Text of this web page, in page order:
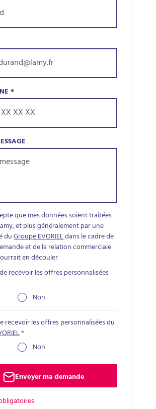
*
que mes données soient traitées
et plus généralement par une
duGroupe EVORIELdans le cadre de
et de la relation commerciale
en découler
recevoir les offres personnalisées
Non
recevoir les offres personnalisées du
*
Non
Envoyer ma demande